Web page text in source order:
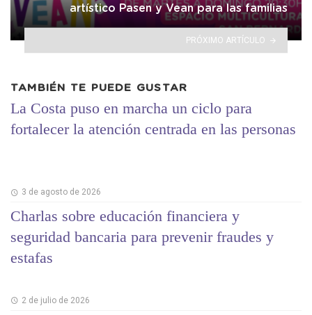
artístico Pasen y Vean para las familias
PRÓXIMO ARTÍCULO
TAMBIÉN TE PUEDE GUSTAR
La Costa puso en marcha un ciclo para
fortalecer la atención centrada en las personas
3 de agosto de 2026
Charlas sobre educación financiera y
seguridad bancaria para prevenir fraudes y
estafas
2 de julio de 2026